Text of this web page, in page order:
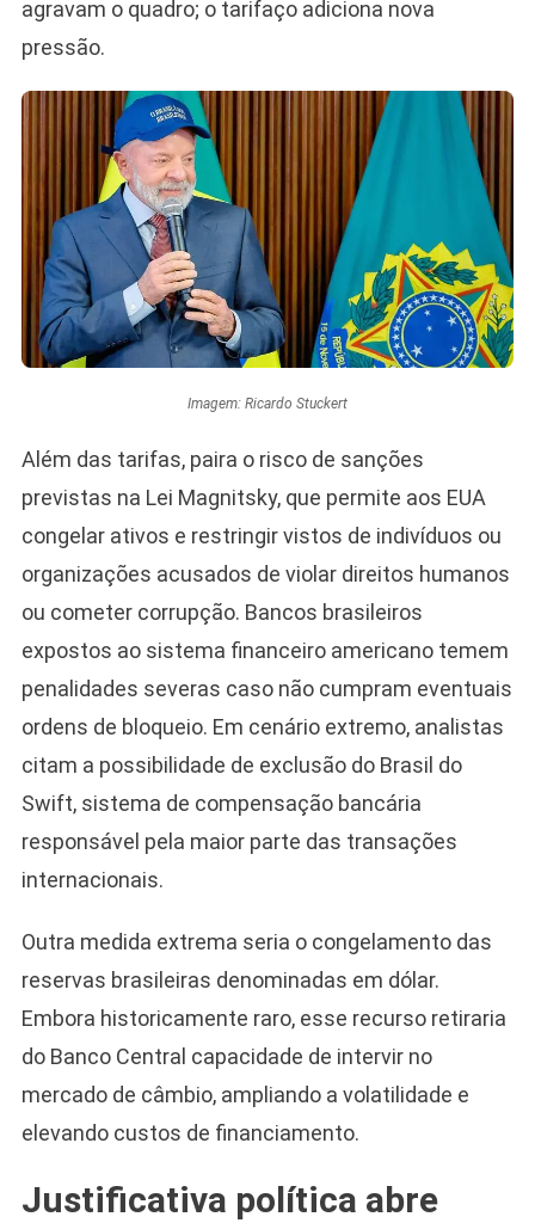
agravam o quadro; o tarifaço adiciona nova
pressão.
Imagem: Ricardo Stuckert
Além das tarifas, paira o risco de sanções
previstas na Lei Magnitsky, que permite aos EUA
congelar ativos e restringir vistos de indivíduos ou
organizações acusados de violar direitos humanos
ou cometer corrupção. Bancos brasileiros
expostos ao sistema financeiro americano temem
penalidades severas caso não cumpram eventuais
ordens de bloqueio. Em cenário extremo, analistas
citam a possibilidade de exclusão do Brasil do
Swift, sistema de compensação bancária
responsável pela maior parte das transações
internacionais.
Outra medida extrema seria o congelamento das
reservas brasileiras denominadas em dólar.
Embora historicamente raro, esse recurso retiraria
do Banco Central capacidade de intervir no
mercado de câmbio, ampliando a volatilidade e
elevando custos de financiamento.
Justificativa política abre